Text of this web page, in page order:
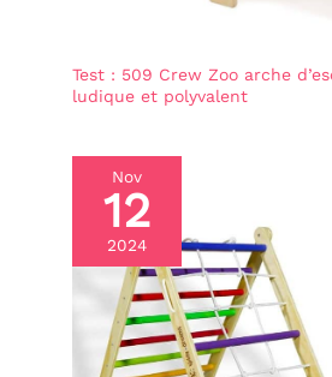
Test : 509 Crew Zoo arche
ludique et polyvalent
Nov
12
2024